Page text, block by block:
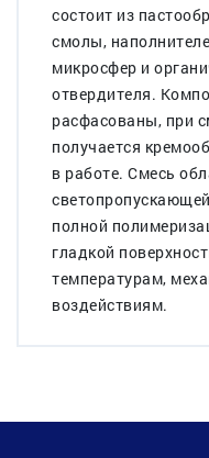
состоит из
смолы,
микросфер и
отвердителя.
расфасованы, при
получается
в работе. Смесь
полной
гладкой
температурам,
воздействиям.